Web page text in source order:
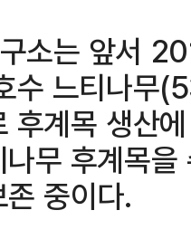
소는 앞서
수 느티나무
후계목 생산
무 후계목
중이다.